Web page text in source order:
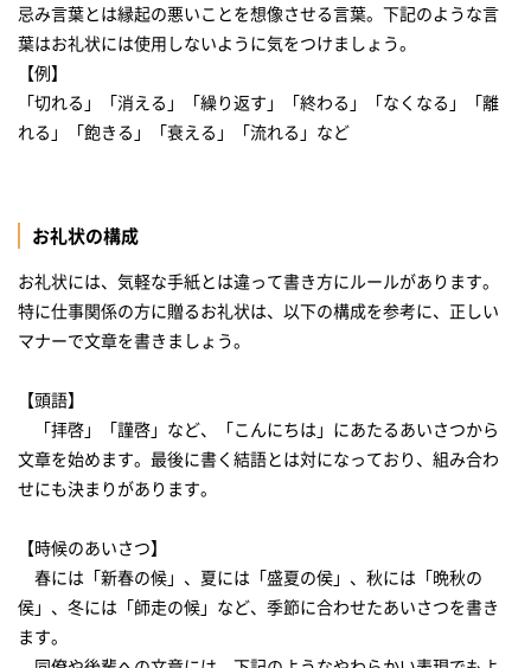
忌み言葉とは縁起の悪いことを想像させる言葉。下記のような言
葉はお礼状には使用しないように気をつけましょう。
【例】
「切れる」「消える」「繰り返す」「終わる」「なくなる」「離
れる」「飽きる」「衰える」「流れる」など
お礼状の構成
お礼状には、気軽な手紙とは違って書き方にルールがあります。
特に仕事関係の方に贈るお礼状は、以下の構成を参考に、正しい
マナーで文章を書きましょう。
【頭語】
「拝啓」「謹啓」など、「こんにちは」にあたるあいさつから
文章を始めます。最後に書く結語とは対になっており、組み合わ
せにも決まりがあります。
【時候のあいさつ】
春には「新春の候」、夏には「盛夏の侯」、秋には「晩秋の
侯」、冬には「師走の候」など、季節に合わせたあいさつを書き
ます。